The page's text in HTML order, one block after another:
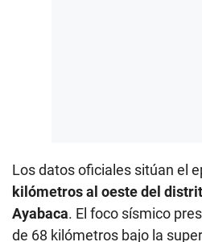
Los datos oficiales sitúan el
kilómetros al oeste del
Ayabaca. El foco sísmico
de 68 kilómetros bajo la